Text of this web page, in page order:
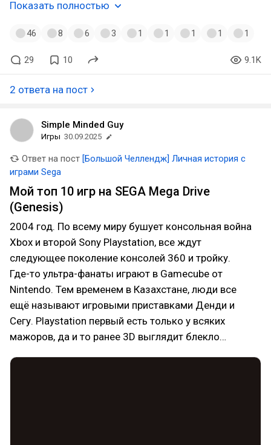
Показать полностью
46 8 6 3 1 1 1 1 1
29 10 9.1K
2 ответа на пост
Simple Minded Guy
Игры 30.09.2025
Ответ на пост [Большой Челлендж] Личная история с
играми Sega
Мой топ 10 игр на SEGA Mega Drive
(Genesis)
2004 год. По всему миру бушует консольная война
Xbox и второй Sony Playstation, все ждут
следующее поколение консолей 360 и тройку.
Где-то ультра-фанаты играют в Gamecube от
Nintendo. Тем временем в Казахстане, люди все
ещё называют игровыми приставками Денди и
Сегу. Playstation первый есть только у всяких
мажоров, да и то ранее 3D выглядит блекло…